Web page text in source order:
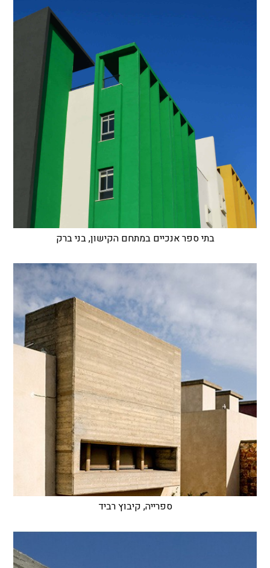
בתי ספר אנכיים במתחם הקישון, בני ברק
ספרייה, קיבוץ רביד